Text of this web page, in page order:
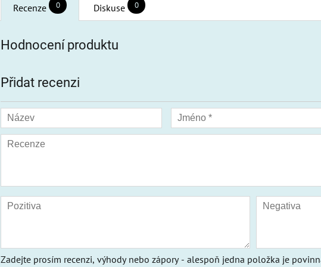
Recenze 0 Diskuse 0
Hodnocení produktu
Přidat recenzi
Zadejte prosím recenzi, výhody nebo zápory - alespoň jedna položka je